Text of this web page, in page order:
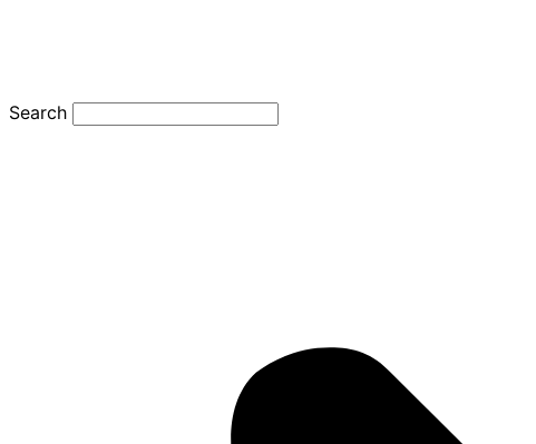
Search